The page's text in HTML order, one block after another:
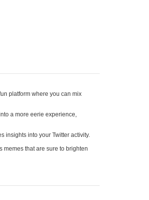
fun platform where you can mix
a more eerie experience,
insights into your Twitter activity.
memes that are sure to brighten